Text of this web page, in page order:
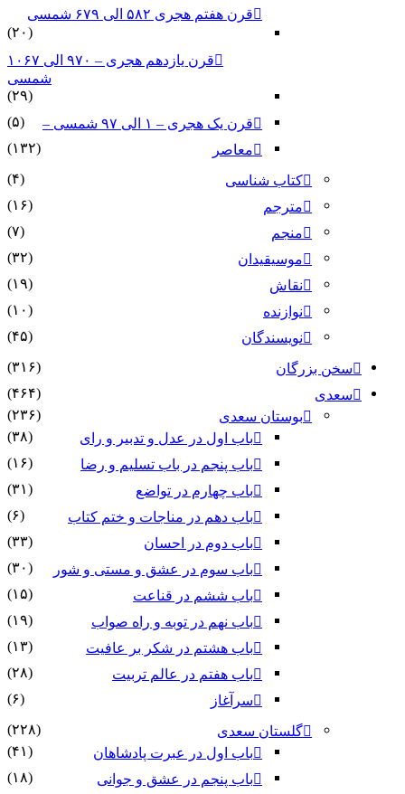
قرن هفتم هجری ۵۸۲ الی ۶۷۹ شمسی
(۲۰)
قرن یازدهم هجری – ۹۷۰ الی ۱۰۶۷
شمسی
(۲۹)
قرن یک هجری – ۱ الی ۹۷ شمسی –
(۵)
معاصر
(۱۳۲)
کتاب شناسی
(۴)
مترجم
(۱۶)
منجم
(۷)
موسیقیدان
(۳۲)
نقاش
(۱۹)
نوازنده
(۱۰)
نویسندگان
(۴۵)
سخن بزرگان
(۳۱۶)
سعدی
(۴۶۴)
بوستان سعدی
(۲۳۶)
باب اول در عدل و تدبیر و رای
(۳۸)
باب پنجم در باب تسلیم و رضا
(۱۶)
باب چهارم در تواضع
(۳۱)
باب دهم در مناجات و ختم کتاب
(۶)
باب دوم در احسان
(۳۳)
باب سوم در عشق و مستی و شور
(۳۰)
باب ششم در قناعت
(۱۵)
باب نهم در توبه و راه صواب
(۱۹)
باب هشتم در شکر بر عافیت
(۱۳)
باب هفتم در عالم تربیت
(۲۸)
سرآغاز
(۶)
گلستان سعدی
(۲۲۸)
باب اول در عبرت پادشاهان
(۴۱)
باب پنجم در عشق و جوانى
(۱۸)